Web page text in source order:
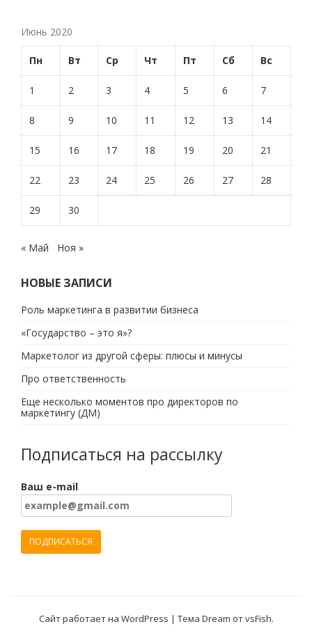
Июнь 2020
Пн Вт Ср Чт Пт Сб Вс
1 2 3 4 5 6 7
8 9 10 11 12 13 14
15 16 17 18 19 20 21
22 23 24 25 26 27 28
29 30
« Май Ноя »
НОВЫЕ ЗАПИСИ
Роль маркетинга в развитии бизнеса
«Государство – это я»?
Маркетолог из другой сферы: плюсы и минусы
Про ответственность
Еще несколько моментов про директоров по
маркетингу (ДМ)
Подписаться на рассылку
Ваш e-mail
Сайт работает на WordPress | Тема Dream отvsFish.